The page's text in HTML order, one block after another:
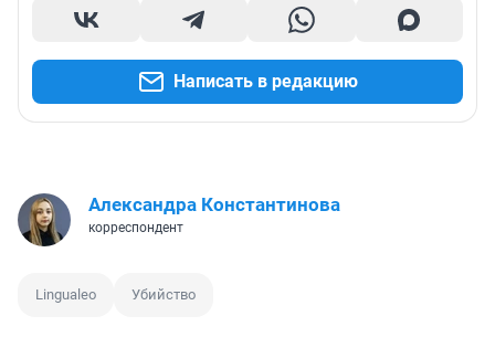
Написать в редакцию
Александра Константинова
корреспондент
Lingualeo Убийство